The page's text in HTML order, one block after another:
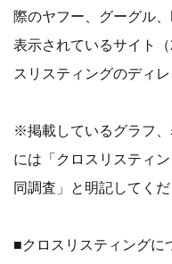
際のヤフー、グーグル
表示されているサイト
スリスティングのディ
※掲載しているグラフ
には「クロスリスティ
同調査」と明記してくだ
■クロスリスティングに